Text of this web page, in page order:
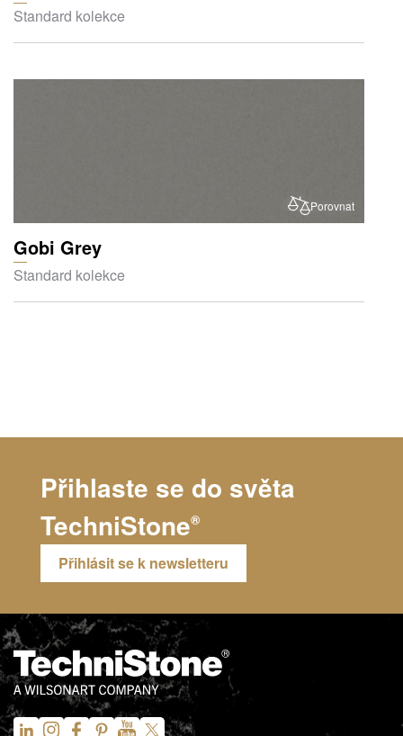
Standard kolekce
Porovnat
Gobi Grey
Standard kolekce
Přihlaste se do světa
TechniStone®
Přihlásit se k newsletteru